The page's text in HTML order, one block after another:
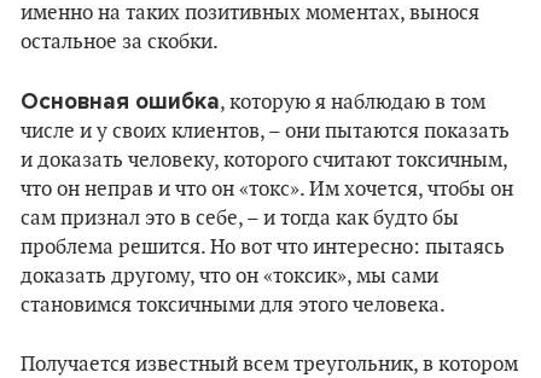
именно на таких позитивных моментах, вынося
остальное за скобки.
Основная ошибка, которую я наблюдаю в том
числе и у своих клиентов, – они пытаются показать
и доказать человеку, которого считают токсичным,
что он неправ и что он «токс». Им хочется, чтобы он
сам признал это в себе, – и тогда как будто бы
проблема решится. Но вот что интересно: пытаясь
доказать другому, что он «токсик», мы сами
становимся токсичными для этого человека.
Получается известный всем треугольник, в котором